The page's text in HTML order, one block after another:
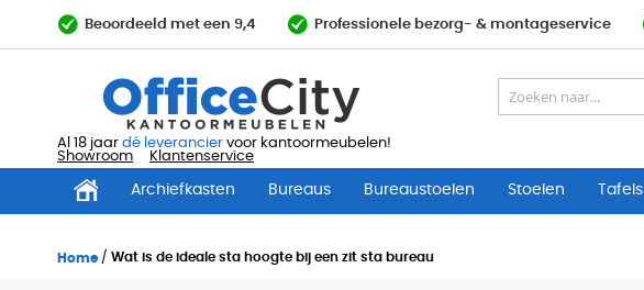
Beoordeeld met een 9,4 Professionele bezorg- & montageservice
Al 18 jaar dé leverancier voor kantoormeubelen!
Showroom
Klantenservice
Archiefkasten Bureaus Bureaustoelen Stoelen Tafels
Home Wat is de ideale sta hoogte bij een zit sta bureau